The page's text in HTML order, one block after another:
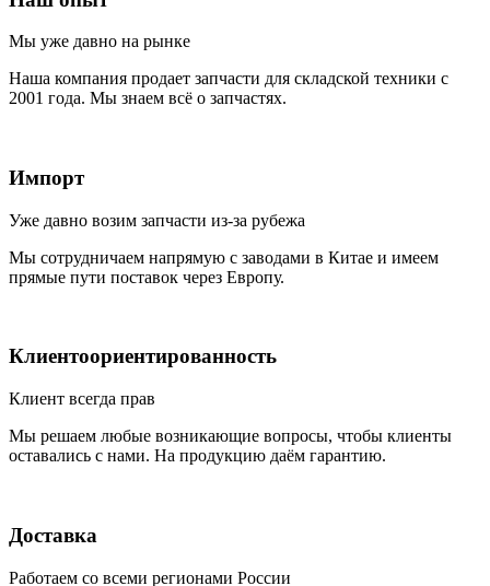
Мы уже давно на рынке
Наша компания продает запчасти для складской техники с
2001 года. Мы знаем всё о запчастях.
Импорт
Уже давно возим запчасти из-за рубежа
Мы сотрудничаем напрямую с заводами в Китае и имеем
прямые пути поставок через Европу.
Клиентоориентированность
Клиент всегда прав
Мы решаем любые возникающие вопросы, чтобы клиенты
оставались с нами. На продукцию даём гарантию.
Доставка
Работаем со всеми регионами России